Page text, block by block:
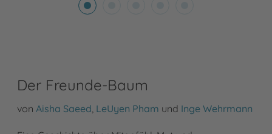
Der Freunde-Baum
von Aisha Saeed, LeUyen Pham und Inge Wehrmann